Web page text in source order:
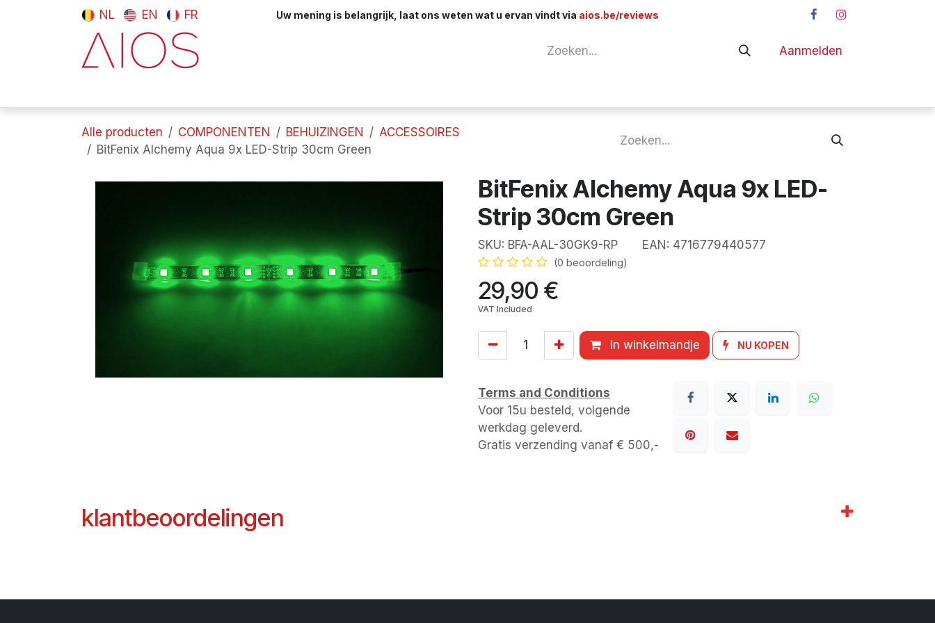
Overslaan naar inhoud
NL EN FR Uw mening is belangrijk, laat ons weten wat u ervan vindt via aios.be/reviews
Aanmelden
Alle producten COMPONENTEN BEHUIZINGEN
ACCESSOIRES
BitFenix Alchemy Aqua 9x LED-Strip 30cm Green
BitFenix Alchemy Aqua 9x LED-
Strip 30cm Green
SKU: BFA-AAL-30GK9-RP EAN: 4716779440577
(0 beoordeling)
29,90 €
VAT Included
In winkelmandje NU KOPEN
Terms and Conditions
Voor 15u besteld, volgende
werkdag geleverd.
Gratis verzending vanaf € 500,-
klantbeoordelingen